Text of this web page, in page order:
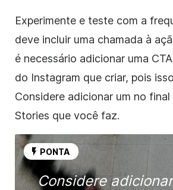
Experimente e teste com a
deve incluir uma chamada à
é necessário adicionar uma
do Instagram que criar, pois
Considere adicionar um no
Stories que você faz.
PONTA
Considere